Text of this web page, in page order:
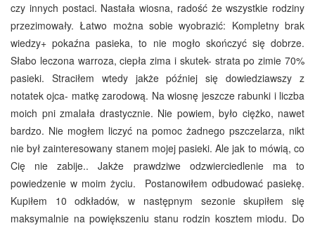
czy innych postaci. Nastała wiosna, radość że wszystkie rodziny
przezimowały. Łatwo można sobie wyobrazić: Kompletny brak
wiedzy+ pokaźna pasieka, to nie mogło skończyć się dobrze.
Słabo leczona warroza, ciepła zima i skutek- strata po zimie 70%
pasieki. Straciłem wtedy jakże później się dowiedziawszy z
notatek ojca- matkę zarodową. Na wiosnę jeszcze rabunki i liczba
moich pni zmalała drastycznie. Nie powiem, było ciężko, nawet
bardzo. Nie mogłem liczyć na pomoc żadnego pszczelarza, nikt
nie był zainteresowany stanem mojej pasieki. Ale jak to mówią, co
Cię nie zabije.. Jakże prawdziwe odzwierciedlenie ma to
powiedzenie w moim życiu. Postanowiłem odbudować pasiekę.
Kupiłem 10 odkładów, w następnym sezonie skupiłem się
maksymalnie na powiększeniu stanu rodzin kosztem miodu. Do